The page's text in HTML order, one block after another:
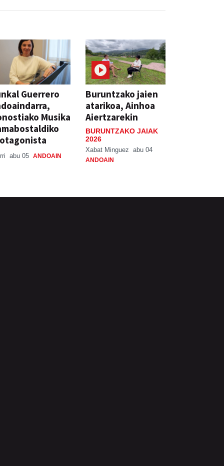
Guerrero
Musika
abu 05 ANDOAIN
Buruntzako jaien
atarikoa, Ainhoa
Aiertzarekin
BURUNTZAKO JAIAK
2026
Xabat Minguez abu 04
ANDOAIN